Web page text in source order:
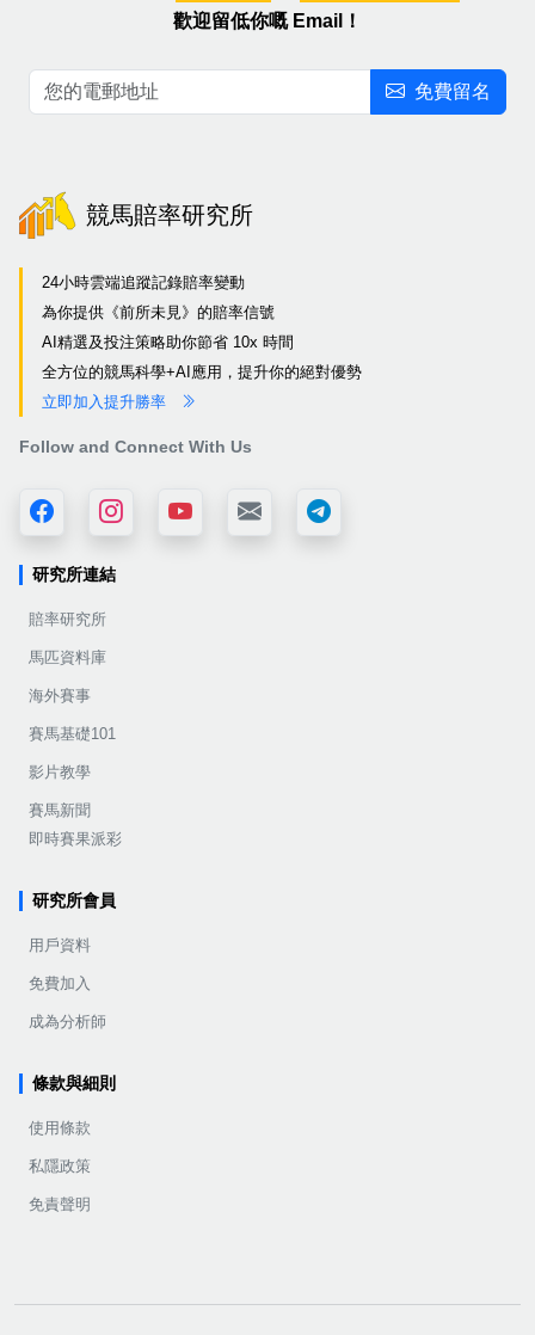
歡迎留低你嘅 Email！
免費留名
競馬賠率研究所
24小時雲端追蹤記錄賠率變動
為你提供《前所未見》的賠率信號
AI精選及投注策略助你節省 10x 時間
全方位的競馬科學+AI應用，提升你的絕對優勢
立即加入提升勝率
Follow and Connect With Us
研究所連結
賠率研究所
馬匹資料庫
海外賽事
賽馬基礎101
影片教學
賽馬新聞
即時賽果派彩
研究所會員
用戶資料
免費加入
成為分析師
條款與細則
使用條款
私隱政策
免責聲明